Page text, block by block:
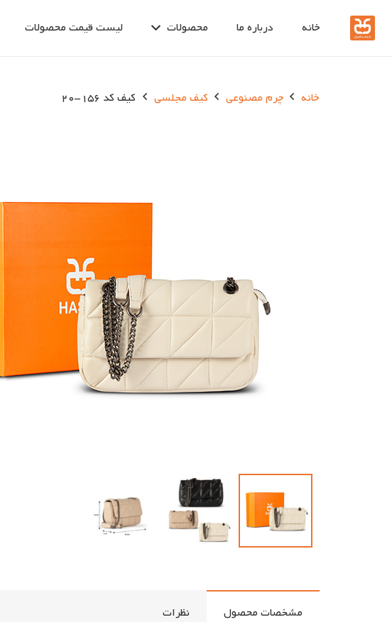
خانه درباره ما محصولات لیست قیمت محصولات
خانه چرم مصنوعی کیف مجلسی کیف کد 156-20
مشخصات محصول نظرات